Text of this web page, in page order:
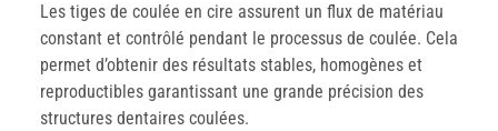
Les tiges de coulée en cire assurent un flux de matériau
constant et contrôlé pendant le processus de coulée. Cela
permet d’obtenir des résultats stables, homogènes et
reproductibles garantissant une grande précision des
structures dentaires coulées.